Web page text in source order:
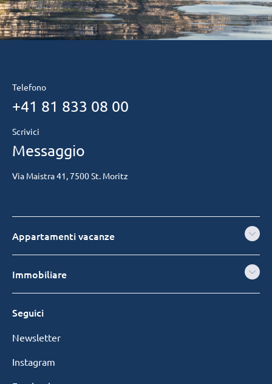
Telefono
+41 81 833 08 00
Scrivici
Messaggio
Via Maistra 41, 7500 St. Moritz
Appartamenti vacanze
Immobiliare
Seguici
Newsletter
Instagram